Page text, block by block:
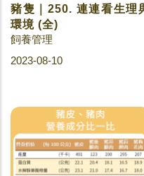
豬隻｜250. 連連看生理
環境 (全)
飼養管理
2023-08-10